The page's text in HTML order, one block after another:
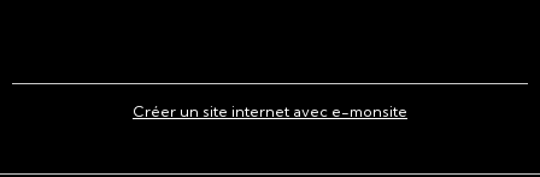
Créer un site internet avec e-monsite